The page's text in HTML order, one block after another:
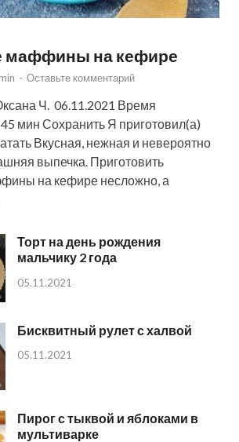
маффины на кефире
- Оставьте комментарий
Ч. 06.11.2021 Время
мин Сохранить Я приготовил(а)
Вкусная, нежная и невероятно
выпечка. Приготовить
на кефире несложно, а
Торт на день рождения
мальчику 2 года
05.11.2021
Бисквитный рулет с халвой
05.11.2021
Пирог с тыквой и яблоками в
мультиварке